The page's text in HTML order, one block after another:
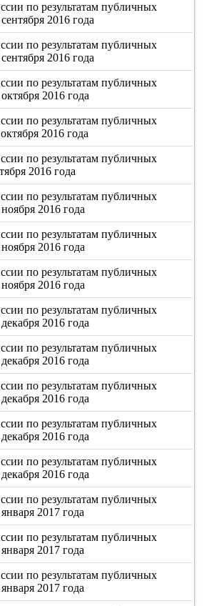
по результатам публичных
2016 года
по результатам публичных
2016 года
по результатам публичных
2016 года
по результатам публичных
2016 года
по результатам публичных
2016 года
по результатам публичных
2016 года
по результатам публичных
2016 года
по результатам публичных
2016 года
по результатам публичных
2016 года
по результатам публичных
2016 года
по результатам публичных
2016 года
по результатам публичных
2016 года
по результатам публичных
2016 года
по результатам публичных
2017 года
по результатам публичных
2017 года
по результатам публичных
2017 года